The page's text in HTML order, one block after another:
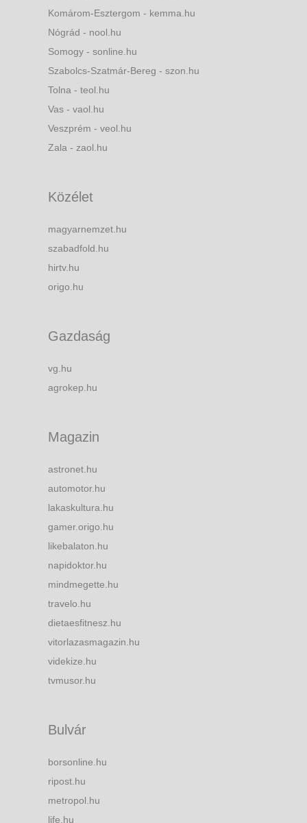
Komárom-Esztergom - kemma.hu
Nógrád - nool.hu
Somogy - sonline.hu
Szabolcs-Szatmár-Bereg - szon.hu
Tolna - teol.hu
Vas - vaol.hu
Veszprém - veol.hu
Zala - zaol.hu
Közélet
magyarnemzet.hu
szabadfold.hu
hirtv.hu
origo.hu
Gazdaság
vg.hu
agrokep.hu
Magazin
astronet.hu
automotor.hu
lakaskultura.hu
gamer.origo.hu
likebalaton.hu
napidoktor.hu
mindmegette.hu
travelo.hu
dietaesfitnesz.hu
vitorlazasmagazin.hu
videkize.hu
tvmusor.hu
Bulvár
borsonline.hu
ripost.hu
metropol.hu
life.hu